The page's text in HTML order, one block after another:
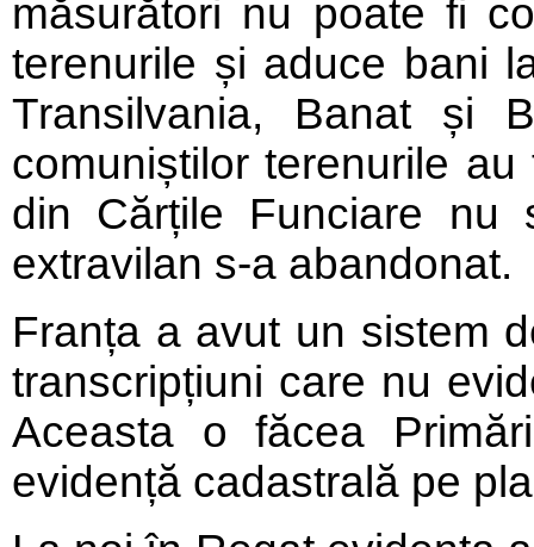
măsurători nu poate fi
terenurile și aduce bani
Transilvania, Banat și
comuniștilor terenurile
din Cărțile Funciare
extravilan s-a abandonat.
Franța a avut un sistem
transcripțiuni care nu
Aceasta o făcea
evidență cadastrală pe